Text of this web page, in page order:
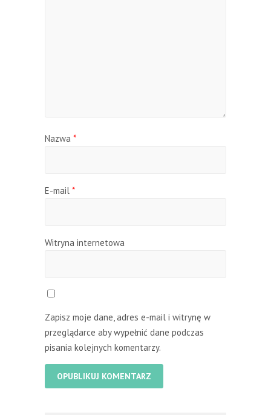
Nazwa *
E-mail *
Witryna internetowa
Zapisz moje dane, adres e-mail i witrynę w
przeglądarce aby wypełnić dane podczas
pisania kolejnych komentarzy.